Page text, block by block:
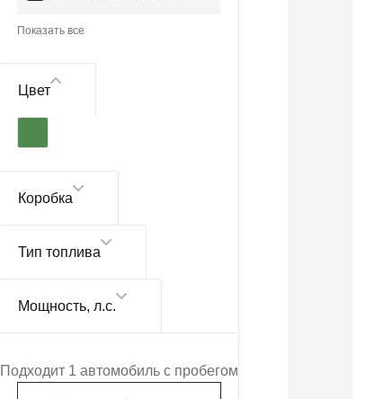
Показать все
Цвет
Коробка
Тип топлива
Мощность, л.с.
Подходит 1 автомобиль с пробегом